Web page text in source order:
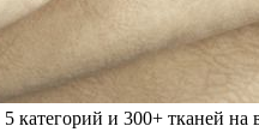
5 категорий и 300+ тканей на